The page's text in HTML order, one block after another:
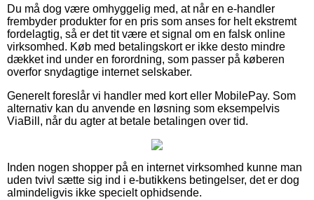
Du må dog være omhyggelig med, at når en e-handler
frembyder produkter for en pris som anses for helt ekstremt
fordelagtig, så er det tit være et signal om en falsk online
virksomhed. Køb med betalingskort er ikke desto mindre
dækket ind under en forordning, som passer på køberen
overfor snydagtige internet selskaber.
Generelt foreslår vi handler med kort eller MobilePay. Som
alternativ kan du anvende en løsning som eksempelvis
ViaBill, når du agter at betale betalingen over tid.
Inden nogen shopper på en internet virksomhed kunne man
uden tvivl sætte sig ind i e-butikkens betingelser, det er dog
almindeligvis ikke specielt ophidsende.